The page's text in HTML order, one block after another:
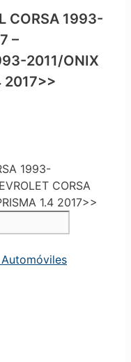
CORSA 1993-
–
2011/ONIX
2017>>
1993-
CORSA
1.4 2017>>